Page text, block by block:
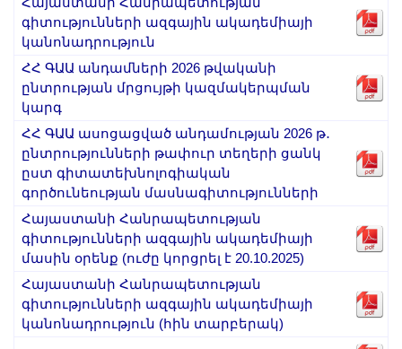
համագործակցություն
Երիտասարդական
ծրագրեր
Լուսանկարներ
Վեբ ռեսուրսներ
Այլ ակադեմիաներ
«Գիտություն» թերթ
«Գիտության աշխարհում»
հանդես
Հրապարակումներ
մամուլում
գիտությունների ազգային ակադեմիայի
կանոնադրություն
ՀՀ ԳԱԱ անդամների 2026 թվականի
ընտրության մրցույթի կազմակերպման
կարգ
ՀՀ ԳԱԱ ասոցացված անդամության 2026 թ․
ընտրությունների թափուր տեղերի ցանկ
ըստ գիտատեխնոլոգիական
գործունեության մասնագիտությունների
Հայաստանի Հանրապետության
գիտությունների ազգային ակադեմիայի
մասին օրենք (ուժը կորցրել է 20.10.2025)
Հայաստանի Հանրապետության
գիտությունների ազգային ակադեմիայի
կանոնադրություն (հին տարբերակ)